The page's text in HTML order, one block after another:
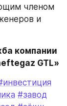
членом
и
компании
GTL»
#завод